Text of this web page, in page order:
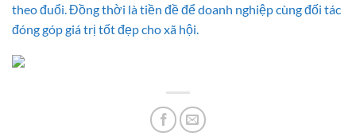
theo đuổi. Đồng thời là tiền đề để doanh nghiệp cùng đối tác
đóng góp giá trị tốt đẹp cho xã hội.